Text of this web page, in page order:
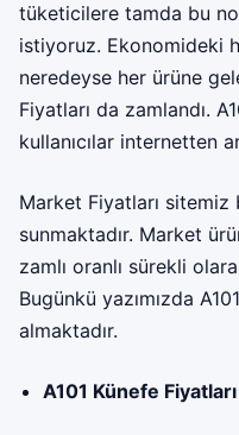
tüketicilere tamda bu
istiyoruz. Ekonomideki
neredeyse her ürüne
Fiyatları da zamlandı.
kullanıcılar internetten
Market Fiyatları
sunmaktadır. Market
zamlı oranlı sürekli
Bugünkü yazımızda
almaktadır.
A101 Künefe